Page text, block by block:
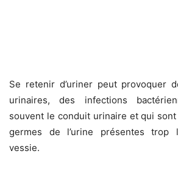
Se retenir d’uriner peut provoquer
urinaires, des infections
souvent le conduit urinaire et qui
germes de l’urine présentes trop
vessie.